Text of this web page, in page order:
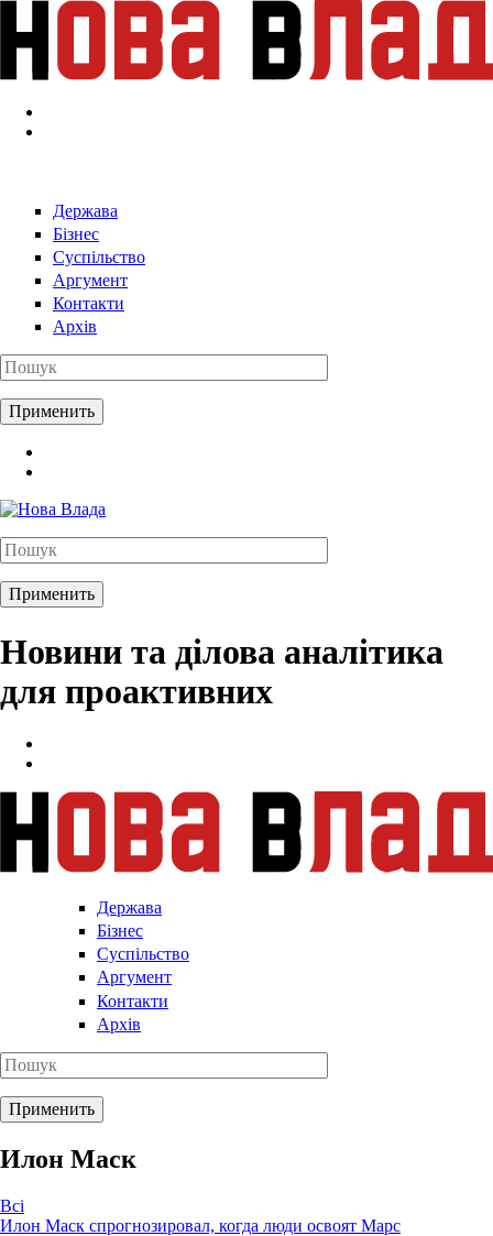
Перейти к основному содержанию
Держава
Бізнес
Суспільство
Аргумент
Контакти
Архів
Новини та ділова аналітика
для проактивних
Держава
Бізнес
Суспільство
Аргумент
Контакти
Архів
Илон Маск
Всі
Илон Маск спрогнозировал, когда люди освоят Марс